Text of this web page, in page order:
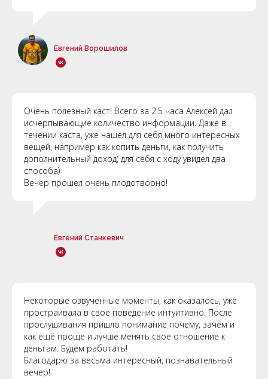
Евгений Ворошилов
Очень полезный каст! Всего за 2.5 часа Алексей дал
исчерпывающие количество информации. Даже в
течении каста, уже нашел для себя много интересных
вещей, например как копить деньги, как получить
дополнительный доход( для себя с ходу увидел два
способа)
Вечер прошел очень плодотворно!
Евгений Станкевич
Некоторые озвученные моменты, как оказалось, уже
простраивала в свое поведение интуитивно. После
прослушивания пришло понимание почему, зачем и
как ещё проще и лучше менять свое отношение к
деньгам. Будем работать!
Благодарю за весьма интересный, познавательный
вечер!